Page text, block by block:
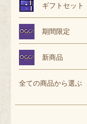
ギフトセット
期間限定
新商品
全ての商品から選ぶ